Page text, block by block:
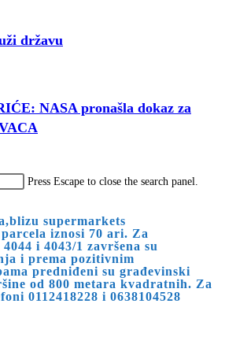
državu
NASA pronašla dokaz za
Press Escape to close the search panel.
supermarkets
iznosi 70 ari. Za
i 4043/1 završena su
i prema pozitivnim
predniđeni su građevinski
od 800 metara kvadratnih. Za
0112418228 i 0638104528